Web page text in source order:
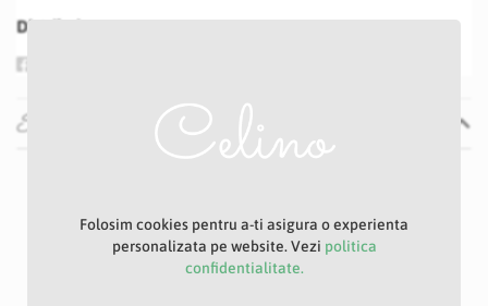
Distribuie
Specificatii
Argintiu
Folosim cookies pentru a-ti asigura o experienta
personalizata pe website. Vezi politica
confidentialitate.